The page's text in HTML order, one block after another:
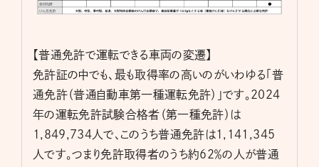
【普通免許で運転できる車両の変遷】
免許証の中でも、最も取得率の高いのがいわゆる「普
通免許（普通自動車第一種運転免許）」です。2024
年の運転免許試験合格者（第一種免許）は
1,849,734人で、このうち普通免許は1,141,345
人です。つまり免許取得者のうち約62％の人が普通